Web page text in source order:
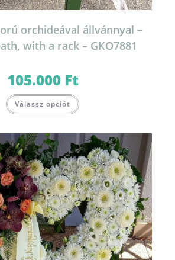
orchideával állvánnyal –
with a rack – GKO7881
105.000 Ft
Válassz opciót